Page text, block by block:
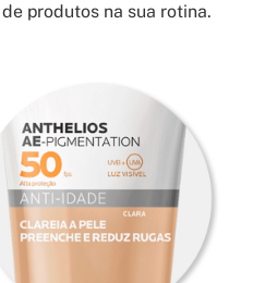
produtos na sua rotina.